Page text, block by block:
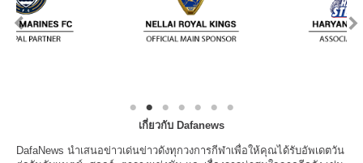
เกี่ยวกับ Dafanews
DafaNews นำเสนอข่าวเด่นข่าวดังทุกวงการกีฬาเพื่อให้คุณได้รับอัพเดตวัน